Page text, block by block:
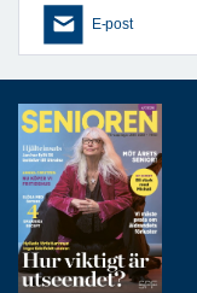
E-post